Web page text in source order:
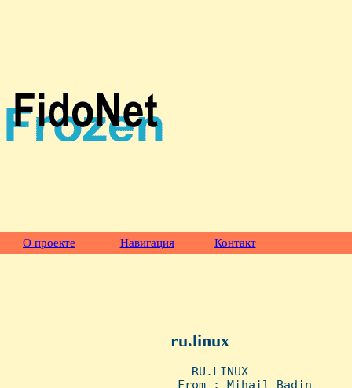
О проекте Навигация Контакт
ru.linux
- RU.LINUX
From : Mihail Badin